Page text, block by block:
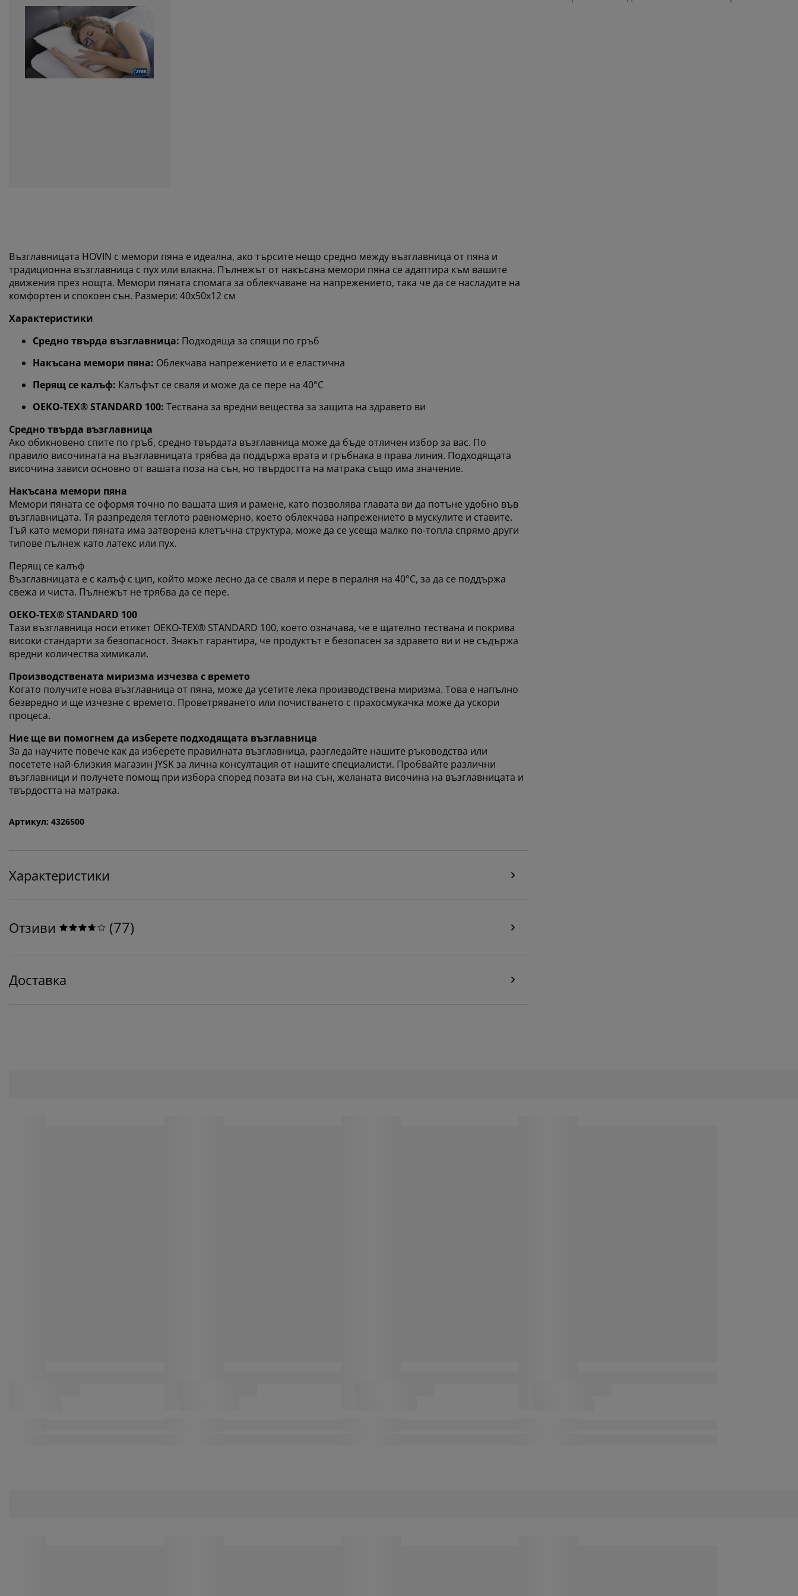
Възглавницата HOVIN с мемори пяна е идеална, ако търсите нещо средно между възглавница от пяна и
традиционна възглавница с пух или влакна. Пълнежът от накъсана мемори пяна се адаптира към вашите
движения през нощта. Мемори пяната спомага за облекчаване на напрежението, така че да се насладите на
комфортен и спокоен сън. Размери: 40x50x12 см
Характеристики
Средно твърда възглавница: Подходяща за спящи по гръб
Накъсана мемори пяна: Облекчава напрежението и е еластична
Перящ се калъф: Калъфът се сваля и може да се пере на 40°C
OEKO-TEX® STANDARD 100: Тествана за вредни вещества за защита на здравето ви
Средно твърда възглавница
Ако обикновено спите по гръб, средно твърдата възглавница може да бъде отличен избор за вас. По
правило височината на възглавницата трябва да поддържа врата и гръбнака в права линия. Подходящата
височина зависи основно от вашата поза на сън, но твърдостта на матрака също има значение.
Накъсана мемори пяна
Мемори пяната се оформя точно по вашата шия и рамене, като позволява главата ви да потъне удобно във
възглавницата. Тя разпределя теглото равномерно, което облекчава напрежението в мускулите и ставите.
Тъй като мемори пяната има затворена клетъчна структура, може да се усеща малко по-топла спрямо други
типове пълнеж като латекс или пух.
Перящ се калъф
Възглавницата е с калъф с цип, който може лесно да се сваля и пере в пералня на 40°C, за да се поддържа
свежа и чиста. Пълнежът не трябва да се пере.
OEKO-TEX® STANDARD 100
Тази възглавница носи етикет OEKO-TEX® STANDARD 100, което означава, че е щателно тествана и покрива
високи стандарти за безопасност. Знакът гарантира, че продуктът е безопасен за здравето ви и не съдържа
вредни количества химикали.
Производствената миризма изчезва с времето
Когато получите нова възглавница от пяна, може да усетите лека производствена миризма. Това е напълно
безвредно и ще изчезне с времето. Проветряването или почистването с прахосмукачка може да ускори
процеса.
Ние ще ви помогнем да изберете подходящата възглавница
За да научите повече как да изберете правилната възглавница, разгледайте нашите ръководства или
посетете най-близкия магазин JYSK за лична консултация от нашите специалисти. Пробвайте различни
възглавници и получете помощ при избора според позата ви на сън, желаната височина на възглавницата и
твърдостта на матрака.
Артикул: 4326500
Характеристики
Отзиви (77)
Доставка